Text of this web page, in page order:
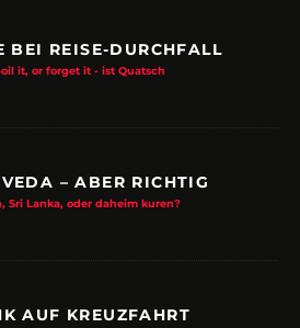
BEI REISE-DURCHFALL
it, or forget it - ist Quatsch
– ABER RICHTIG
Sri Lanka, oder daheim kuren?
AUF KREUZFAHRT